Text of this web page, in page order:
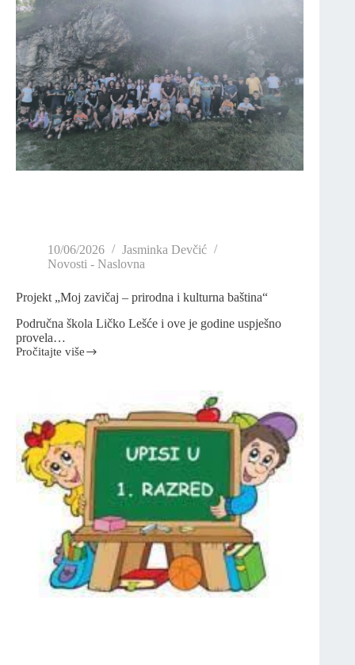
10/06/2026
Jasminka Devčić
Novosti - Naslovna
Projekt „Moj zavičaj – prirodna i kulturna baština“
Područna škola Ličko Lešće i ove je godine uspješno
provela…
Pročitajte više